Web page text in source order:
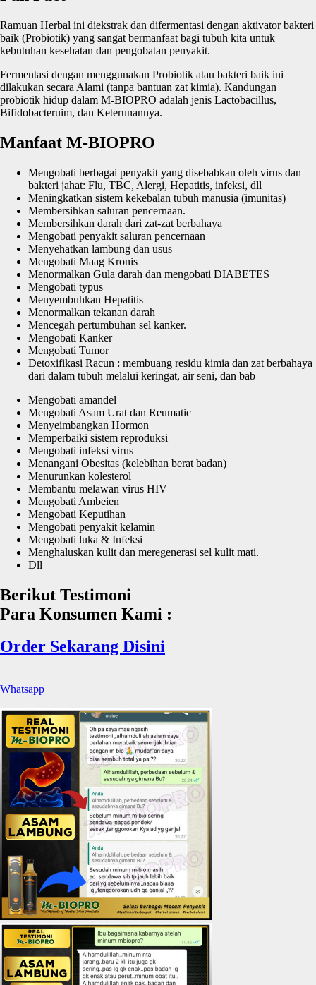
Ramuan Herbal ini diekstrak dan difermentasi dengan aktivator bakteri
baik (Probiotik) yang sangat bermanfaat bagi tubuh kita untuk
kebutuhan kesehatan dan pengobatan penyakit.
Fermentasi dengan menggunakan Probiotik atau bakteri baik ini
dilakukan secara Alami (tanpa bantuan zat kimia). Kandungan
probiotik hidup dalam M-BIOPRO adalah jenis Lactobacillus,
Bifidobacteruim, dan Keterunannya.
Manfaat M-BIOPRO
Mengobati berbagai penyakit yang disebabkan oleh virus dan
bakteri jahat: Flu, TBC, Alergi, Hepatitis, infeksi, dll
Meningkatkan sistem kekebalan tubuh manusia (imunitas)
Membersihkan saluran pencernaan.
Membersihkan darah dari zat-zat berbahaya
Mengobati penyakit saluran pencernaan
Menyehatkan lambung dan usus
Mengobati Maag Kronis
Menormalkan Gula darah dan mengobati DIABETES
Mengobati typus
Menyembuhkan Hepatitis
Menormalkan tekanan darah
Mencegah pertumbuhan sel kanker.
Mengobati Kanker
Mengobati Tumor
Detoxifikasi Racun : membuang residu kimia dan zat berbahaya
dari dalam tubuh melalui keringat, air seni, dan bab
Mengobati amandel
Mengobati Asam Urat dan Reumatic
Menyeimbangkan Hormon
Memperbaiki sistem reproduksi
Mengobati infeksi virus
Menangani Obesitas (kelebihan berat badan)
Menurunkan kolesterol
Membantu melawan virus HIV
Mengobati Ambeien
Mengobati Keputihan
Mengobati penyakit kelamin
Mengobati luka & Infeksi
Menghaluskan kulit dan meregenerasi sel kulit mati.
Dll
Berikut Testimoni
Para Konsumen Kami :
Order Sekarang Disini
Whatsapp